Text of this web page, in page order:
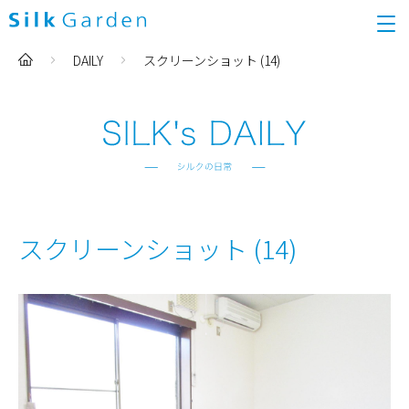
DAILY スクリーンショット (14)
スクリーンショット (14)